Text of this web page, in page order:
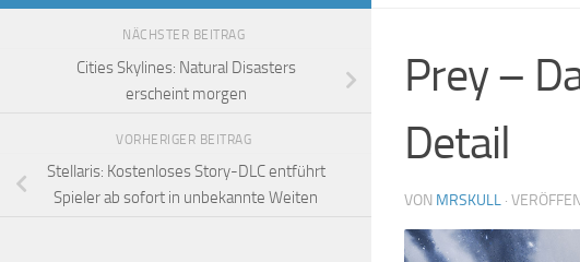
Prey –
Detail
VON MRSKULL ·
NÄCHSTER BEITRAG
Cities Skylines: Natural Disasters
erscheint morgen
VORHERIGER BEITRAG
Stellaris: Kostenloses Story-DLC entführt
Spieler ab sofort in unbekannte Weiten